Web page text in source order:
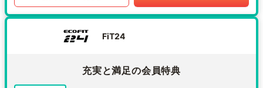
FiT24
充実と満足の会員特典